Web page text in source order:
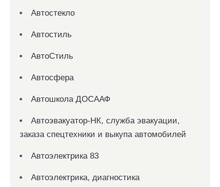
Автостекло
Автостиль
АвтоСтиль
Автосфера
Автошкола ДОСААФ
Автоэвакуатор-НК, служба эвакуации,
заказа спецтехники и выкупа автомобилей
Автоэлектрика 83
Автоэлектрика, диагностика